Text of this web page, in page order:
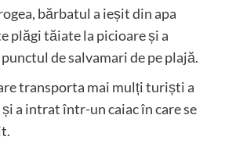
bărbatul a ieșit din apa
plăgi tăiate la picioare și a
de salvamari de pe plajă.
transporta mai mulți turiști a
a intrat într-un caiac în care se